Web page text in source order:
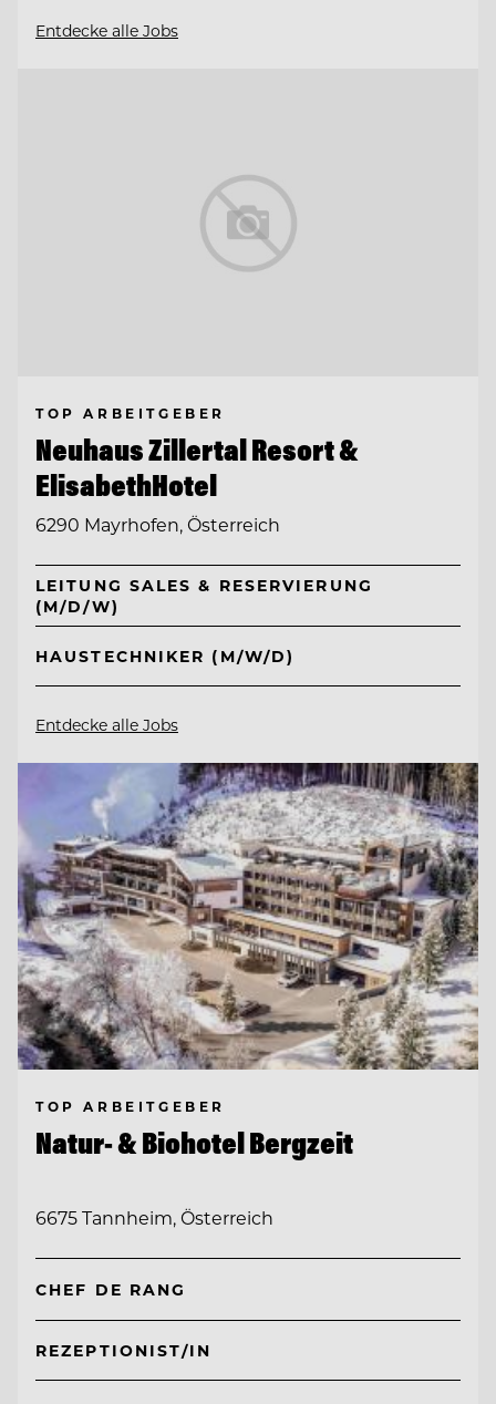
Entdecke alle Jobs
TOP ARBEITGEBER
Neuhaus Zillertal Resort &
ElisabethHotel
6290 Mayrhofen, Österreich
LEITUNG SALES & RESERVIERUNG
(M/D/W)
HAUSTECHNIKER (M/W/D)
Entdecke alle Jobs
TOP ARBEITGEBER
Natur- & Biohotel Bergzeit
6675 Tannheim, Österreich
CHEF DE RANG
REZEPTIONIST/IN